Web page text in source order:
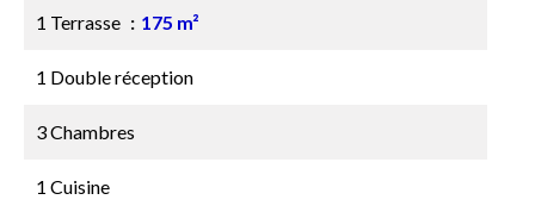
1 Terrasse 175 m²
1 Double réception
3 Chambres
1 Cuisine